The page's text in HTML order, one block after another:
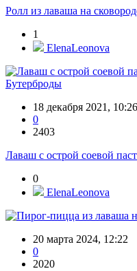
Ролл из лаваша на
1
ElenaLeonova
Бутерброды
18 декабря 2021, 10:26
0
2403
Лаваш с острой соевой
0
ElenaLeonova
20 марта 2024, 12:22
0
2020